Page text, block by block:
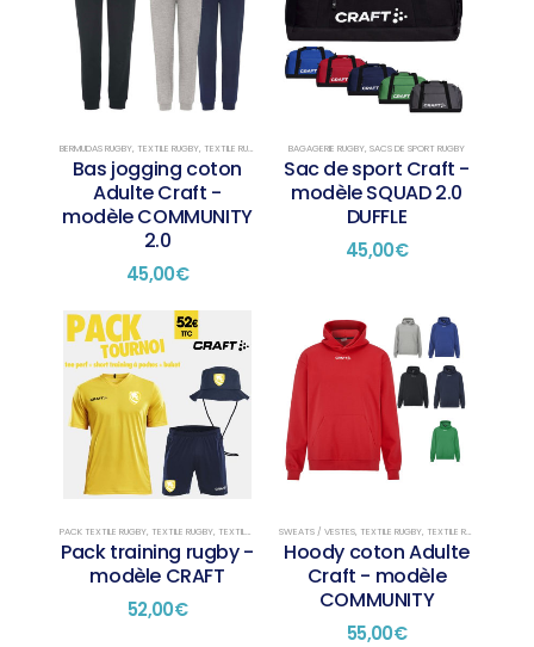
BERMUDAS RUGBY, TEXTILE RUGBY, TEXTILE RUGBY PRÉSENTATION
Bas jogging coton
Adulte Craft -
modèle COMMUNITY
2.0
45,00€
BAGAGERIE RUGBY, SACS DE SPORT RUGBY
Sac de sport Craft -
modèle SQUAD 2.0
DUFFLE
45,00€
Ce
produit
a
plusieurs
variations.
Les
options
peuvent
choisies
sur
Ce
produit
a
plusieurs
variations.
Les
options
peuvent
choisies
sur
PACK TEXTILE RUGBY, TEXTILE RUGBY, TEXTILE RUGBY TRAINING
Pack training rugby -
modèle CRAFT
52,00€
SWEATS / VESTES, TEXTILE RUGBY, TEXTILE RUGBY PRÉSENTATION
Hoody coton Adulte
Craft - modèle
COMMUNITY
55,00€